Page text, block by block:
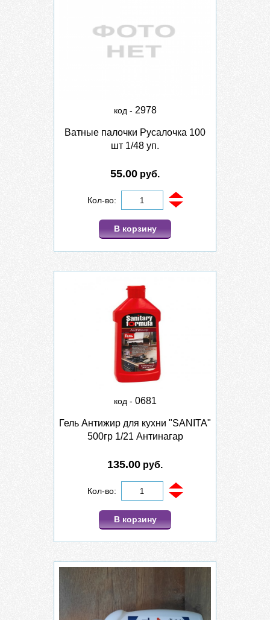
код - 2978
Ватные палочки Русалочка 100
шт 1/48 уп.
55.00 руб.
Кол-во:
В корзину
код - 0681
Гель Антижир для кухни "SANITA"
500гр 1/21 Антинагар
135.00 руб.
Кол-во:
В корзину